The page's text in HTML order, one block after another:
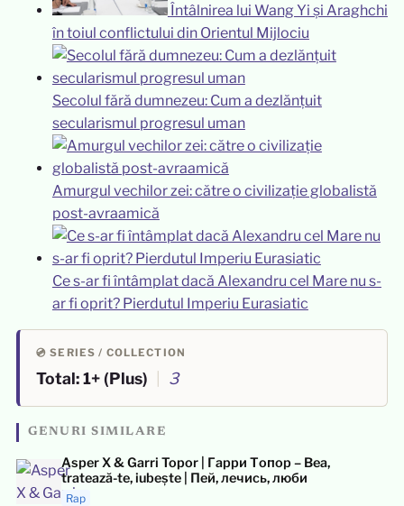
Întâlnirea lui Wang Yi și Araghchi
în toiul conflictului din Orientul Mijlociu
Secolul fără dumnezeu: Cum a dezlănțuit
secularismul progresul uman
Amurgul vechilor zei: către o civilizație globalistă
post-avraamică
Ce s-ar fi întâmplat dacă Alexandru cel Mare nu s-
ar fi oprit? Pierdutul Imperiu Eurasiatic
💿 SERIES / COLLECTION
Total: 1+ (Plus) 3
GENURI SIMILARE
Asper X & Garri Topor | Гарри Топор – Bea,
tratează-te, iubește | Пей, лечись, люби
Rap